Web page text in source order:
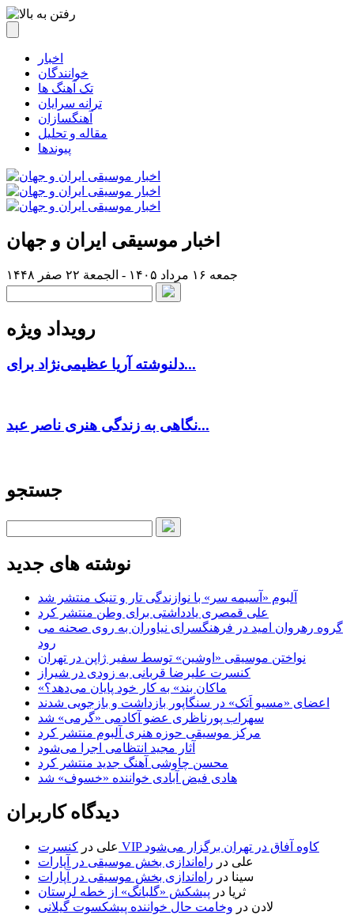
اخبار
خوانندگان
تک آهنگ ها
ترانه سرایان
آهنگسازان
مقاله و تحلیل
پیوندها
اخبار موسیقی ایران و جهان
جمعه ۱۶ مرداد ۱۴۰۵ - الجمعة ۲۲ صفر ۱۴۴۸
رویداد ویژه
دلنوشته آریا عظیمی‌نژاد برای...
نگاهی به زندگی هنری ناصر عبد...
جستجو
نوشته های جدید
آلبوم «آسیمه سر» با نوازندگی تار و تنبک منتشر شد
علی قمصری یادداشتی برای وطن منتشر کرد
گروه رهروان امید در فرهنگسرای نیاوران به روی صحنه می
رود
نواختن موسیقی «اوشین» توسط سفیر ژاپن در تهران
کنسرت علیرضا قربانی به زودی در شیراز
«ماکان بند» به کار خود پایان می‌دهد؟
اعضای «مسیو اَتک» در سنگاپور بازداشت و بازجویی شدند
سهراب پورناظری عضو آکادمی «گرمی» شد
مرکز موسیقی حوزه هنری آلبوم منتشر کرد
آثار مجید انتظامی اجرا می‌شود
محسن چاوشی آهنگ جدید منتشر کرد
هادی فیض آبادی خواننده «خسوف» شد
دیدگاه کاربران
علی در
کنسرت VIP کاوه آفاق در تهران برگزار می‌شود
علی در راه‌اندازی بخش موسیقی در آپارات
سینا در راه‌اندازی بخش موسیقی در آپارات
ثریا در پیشکش «گلبانگ» از خطه لرستان
لادن در وخامت حال خواننده پیشکسوت گیلانی